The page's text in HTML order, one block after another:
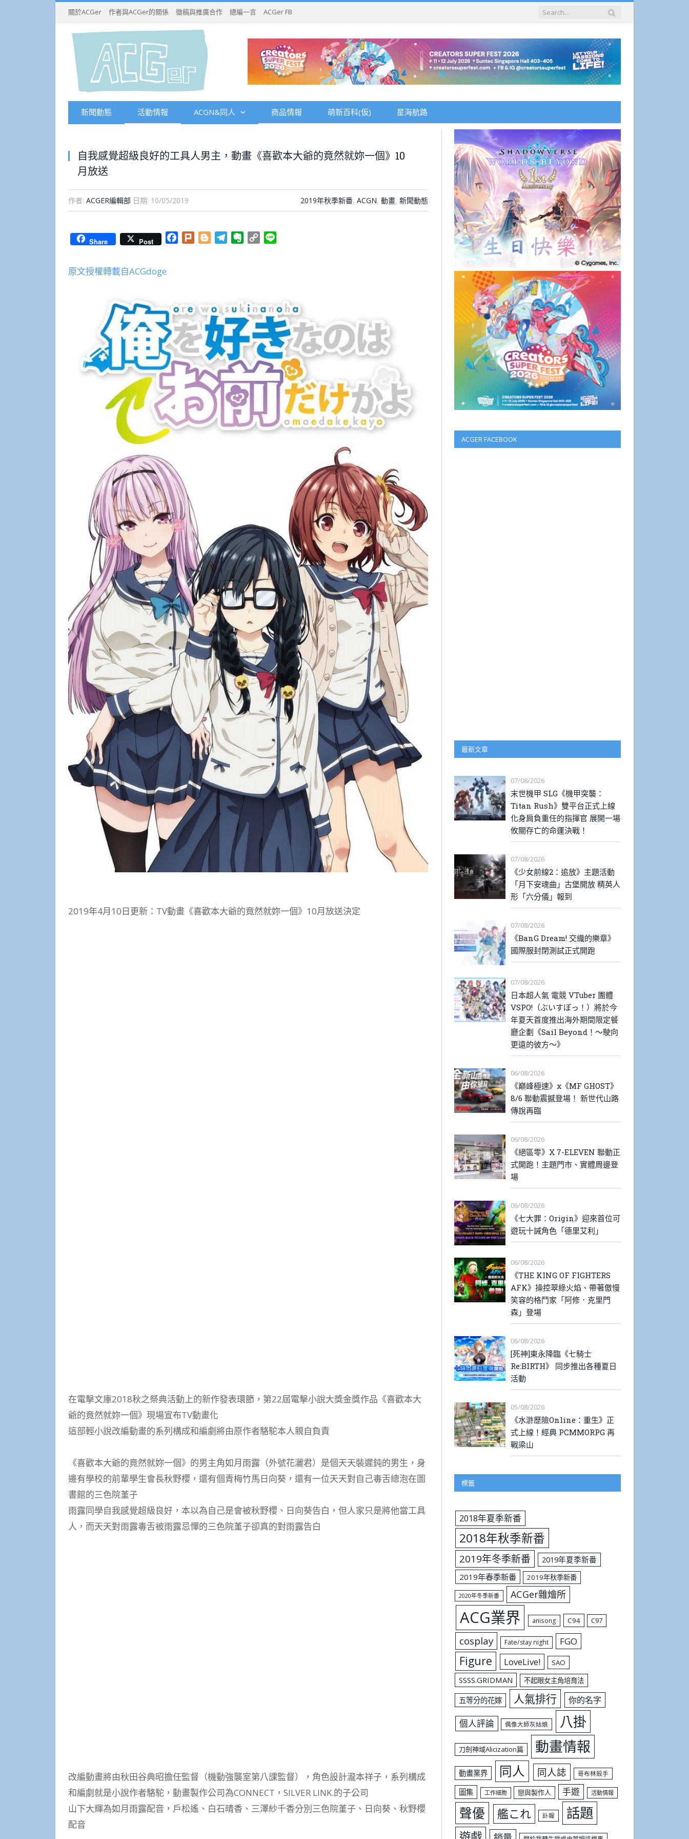
關於ACGer 作者與ACGer的關係 徵稿與推廣合作 總編一言 ACGer FB
新聞動態 活動情報 ACGN&同人 商品情報 萌新百科(仮) 星海航路
自我感覺超級良好的工具人男主，動畫《喜歡本大爺的竟然就妳一個》10
月放送
作者: ACGER編輯部 日期: 10/05/2019 2019年秋季新番, ACGN, 動畫, 新聞動態
Share Post Facebook
Plurk BloggerTelegramEvernote
Copy
原文授權轉載自ACGdoge
2019年4月10日更新：TV動畫《喜歡本大爺的竟然就妳一個》10月放送決定
在電擊文庫2018秋之祭典活動上的新作發表環節，第22屆電擊小說大獎金獎作品《喜歡本大
爺的竟然就妳一個》現場宣布TV動畫化
這部輕小說改編動畫的系列構成和編劇將由原作者駱駝本人親自負責
《喜歡本大爺的竟然就妳一個》的男主角如月雨露（外號花灑君）是個天天裝遲鈍的男生，身
邊有學校的前輩學生會長秋野櫻，還有個青梅竹馬日向葵，還有一位天天對自己毒舌總泡在圖
書館的三色院堇子
雨露同學自我感覺超級良好，本以為自己是會被秋野櫻、日向葵告白，但人家只是將他當工具
人，而天天對雨露毒舌被雨露忌憚的三色院堇子卻真的對雨露告白
改編動畫將由秋田谷典昭擔任監督（機動強襲室第八課監督），角色設計瀧本祥子，系列構成
和編劇就是小說作者駱駝，動畫製作公司為CONNECT，SILVER LINK.的子公司
山下大輝為如月雨露配音，戶松遙、白石晴香、三澤紗千香分別三色院堇子、日向葵、秋野櫻
配音
ACGER FACEBOOK
最新文章
07/08/2026
末世機甲 SLG《機甲突襲：
Titan Rush》雙平台正式上線
化身肩負重任的指揮官 展開一場
攸關存亡的命運決戰！
07/08/2026
《少女前線2：追放》主題活動
「月下安魂曲」古堡開放 精英人
形「六分儀」報到
07/08/2026
《BanG Dream! 交織的樂章》
國際服封閉測試正式開跑
07/08/2026
日本超人氣 電競 VTuber 團體
VSPO!（ぶいすぽっ！）將於今
年夏天首度推出海外期間限定餐
廳企劃《Sail Beyond！～駛向
更遠的彼方～》
06/08/2026
《巔峰極速》x《MF GHOST》
8/6 聯動震撼登場！ 新世代山路
傳說再臨
06/08/2026
《絕區零》X 7-ELEVEN 聯動正
式開跑！主題門市、實體周邊登
場
06/08/2026
《七大罪：Origin》迎來首位可
遊玩十誡角色「德里艾利」
06/08/2026
《THE KING OF FIGHTERS
AFK》操控翠綠火焰、帶著傲慢
笑容的格鬥家「阿修．克里門
森」登場
06/08/2026
[死神]東永降臨《七騎士
Re:BIRTH》 同步推出各種夏日
活動
05/08/2026
《水滸歷險Online：重生》正
式上線！經典 PCMMORPG 再
戰梁山
標籤
2018年夏季新番
2018年秋季新番
2019年冬季新番
2019年夏季新番
2019年春季新番
2019年秋季新番
2020年冬季新番 ACGer雜燴所
ACG業界 anisong C94 C97
cosplay Fate/stay night FGO
Figure LoveLive! SAO
SSSS.GRIDMAN 不起眼女主角培育法
五等分的花嫁 人氣排行 你的名字
個人評論 偶像大師灰姑娘 八掛
刀劍神域Alicization篇 動畫情報
動畫業界 同人 同人誌 哥布林殺手
圖集 工作細胞 戀與製作人 手遊 活動情報
聲優 艦これ 訃報 話題